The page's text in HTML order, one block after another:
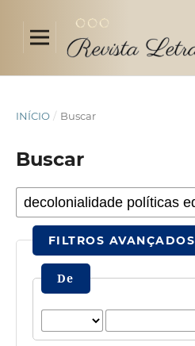
INÍCIO / Buscar
Buscar
FILTROS AVANÇADOS
De